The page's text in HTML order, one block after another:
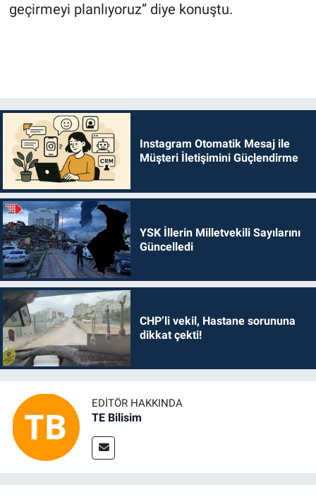
geçirmeyi planlıyoruz” diye konuştu.
Instagram Otomatik Mesaj ile
Müşteri İletişimini Güçlendirme
YSK İllerin Milletvekili Sayılarını
Güncelledi
CHP’li vekil, Hastane sorununa
dikkat çekti!
EDITÖR HAKKINDA
TE Bilisim